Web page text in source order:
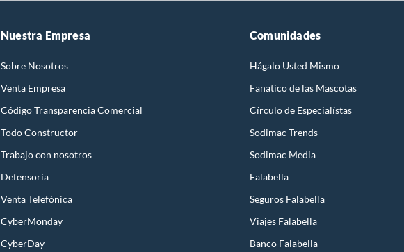
Nuestra Empresa
Sobre Nosotros
Venta Empresa
Código Transparencia Comercial
Todo Constructor
Trabajo con nosotros
Defensoría
Venta Telefónica
CyberMonday
CyberDay
Comunidades
Hágalo Usted Mismo
Fanatico de las Mascotas
Círculo de Especialístas
Sodimac Trends
Sodimac Media
Falabella
Seguros Falabella
Viajes Falabella
Banco Falabella